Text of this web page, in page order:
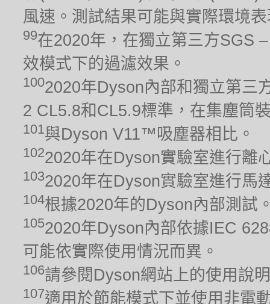
風速。測試結果可能與實際環境
99在2020年，在獨立第三方SGS
效模式下的過濾效果。
1002020年Dyson內部和獨立第三
2 CL5.8和CL5.9標準，在集塵筒
101與Dyson V11™吸塵器相比。
1022020年在Dyson實驗室進行離
1032020年在Dyson實驗室進行馬
104根據2020年的Dyson內部測試
1052020年Dyson內部依據IEC
可能依實際使用情況而異。
106請參閱Dyson網站上的使用說
107適用於節能模式下並使用非電